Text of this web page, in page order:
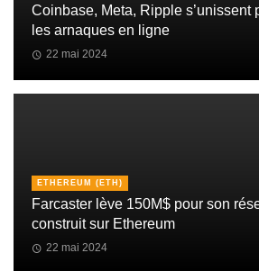
Coinbase, Meta, Ripple s’unissent
les arnaques en ligne
22 mai 2024
ETHEREUM (ETH)
Farcaster lève 150M$ pour son
construit sur Ethereum
22 mai 2024